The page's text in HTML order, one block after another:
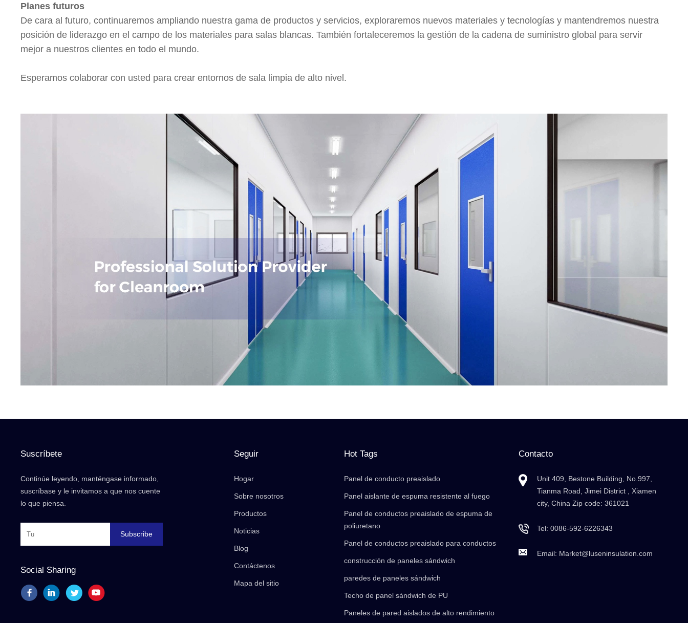
Planes futuros
De cara al futuro, continuaremos ampliando nuestra gama de productos y servicios, exploraremos nuevos materiales y tecnologías y mantendremos nuestra
posición de liderazgo en el campo de los materiales para salas blancas. También fortaleceremos la gestión de la cadena de suministro global para servir
mejor a nuestros clientes en todo el mundo.
Esperamos colaborar con usted para crear entornos de sala limpia de alto nivel.
Suscríbete
Continúe leyendo, manténgase informado,
suscríbase y le invitamos a que nos cuente
lo que piensa.
Subscribe
Social Sharing
Seguir
Hogar
Sobre nosotros
Productos
Noticias
Blog
Contáctenos
Mapa del sitio
Hot Tags
Panel de conducto preaislado
Panel aislante de espuma resistente al fuego
Panel de conductos preaislado de espuma de
poliuretano
Panel de conductos preaislado para conductos
construcción de paneles sándwich
paredes de paneles sándwich
Techo de panel sándwich de PU
Paneles de pared aislados de alto rendimiento
Contacto
Unit 409, Bestone Building, No.997,
Tianma Road, Jimei District , Xiamen
city, China Zip code: 361021
Tel:0086-592-6226343
Email: Market@luseninsulation.com